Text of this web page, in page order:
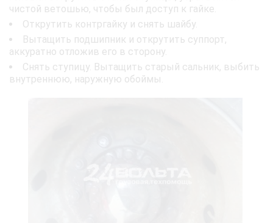
чистой ветошью, чтобы был доступ к гайке.
Открутить контргайку и снять шайбу.
Вытащить подшипник и открутить суппорт,
аккуратно отложив его в сторону.
Снять ступицу. Вытащить старый сальник, выбить
внутреннюю, наружную обоймы.